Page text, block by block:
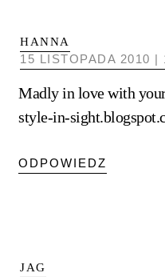
HANNA
15 LISTOPADA 2010 |
Madly in love with
style-in-
ODPOWIEDZ
JAG